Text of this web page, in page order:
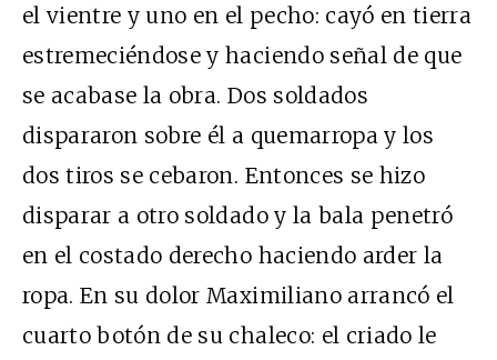
el vientre y uno en el pecho: cayó en tierra
estremeciéndose y haciendo señal de que
se acabase la obra. Dos soldados
dispararon sobre él a quemarropa y los
dos tiros se cebaron. Entonces se hizo
disparar a otro soldado y la bala penetró
en el costado derecho haciendo arder la
ropa. En su dolor Maximiliano arrancó el
cuarto botón de su chaleco: el criado le